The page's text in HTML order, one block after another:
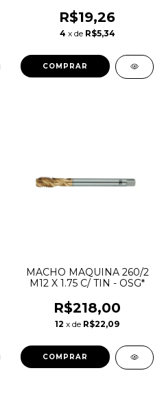
R$19,26
4 x de R$5,34
MACHO MAQUINA 260/2
M12 X 1.75 C/ TIN - OSG*
R$218,00
12 x de R$22,09